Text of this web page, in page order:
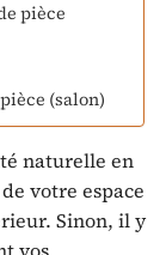
pièce
(salon)
naturelle en
votre espace
Sinon, il y